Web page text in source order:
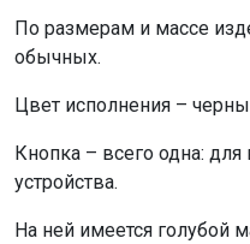
По размерам и массе
обычных.
Цвет исполнения –
Кнопка – всего одна:
устройства.
На ней имеется голубой